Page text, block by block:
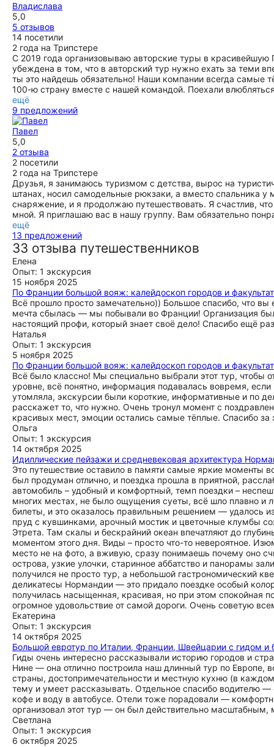
Владислава
5,0
5 отзывов
14 посетили
2 года на Трипстере
С 2019 года организовываю авторские туры в
убеждена в том, что в авторский тур нужно ехать за теми
ты это найдешь обязательно! Наши компании всегда самые
100-ю страну вместе с нашей командой. Поехали
ещё
9 предложений
Павел
5,0
2 отзыва
2 посетили
2 года на Трипстере
Друзья, я занимаюсь туризмом с детства, вырос на
штанах, носил самодельные рюкзаки, а вместо спальника
снаряжение, и я продолжаю путешествовать. Я счастлив,
мной. Я приглашаю вас в нашу группу. Вам обязательно
ещё
13 предложений
33 отзыва путешественников
Елена
Опыт: 1 экскурсия
15 ноября 2025
По Франции большой вояж: калейдоскоп городов и
Всё прошло просто замечательно)) Большое спасибо, что
мечта сбылась — мы побывали во Франции! Организация
настоящий профи, который знает своё дело! Спасибо ещё
Наталья
Опыт: 1 экскурсия
5 ноября 2025
По Франции большой вояж: калейдоскоп городов и
Всё было классно! Мы специально выбрали этот тур, чтобы
уровне, всё понятно, информация подавалась вовремя,
утомляла, экскурсии были короткие, информативные и по
расскажет то, что нужно. Очень тронул момент с
красивых мест, эмоции остались самые тёплые. Спасибо за
Ольга
Опыт: 1 экскурсия
14 октября 2025
Идиллические пейзажи и средневековая архитектура
Это путешествие оставило в памяти самые яркие моменты
был продуман отлично, и поездка прошла в приятной,
автомобиль – удобный и комфортный, темп поездки –
многих местах, не было ощущения суеты, всё шло плавно
билеты, и это оказалось правильным решением — удалось
пруд с кувшинками, арочный мостик и цветочные клумбы
Этрета. Там скалы и бескрайний океан впечатляют до
моментом этого дня. Виды – просто что-то невероятное.
место не на фото, а вживую, сразу понимаешь почему оно
острова, узкие улочки, старинное аббатство и панорамы
получился не просто тур, а небольшой гастрономический
деликатесы Нормандии — это придало поездке особый
получилась насыщенная, красивая, но при этом спокойная
огромное удовольствие от самой дороги. Очень советую
Екатерина
Опыт: 1 экскурсия
14 октября 2025
Большой евротур по Италии, Франции, Швейцарии с гидом и
Гиды очень интересно рассказывали историю городов и
Нине — она отлично построила наш длинный тур по Европе,
страны, достопримечательности и местную кухню (в
тему и умеет рассказывать. Отдельное спасибо водителю
кофе и воду в автобусе. Отели тоже порадовали —
организовал этот тур — он был действительно
Светлана
Опыт: 1 экскурсия
6 октября 2025